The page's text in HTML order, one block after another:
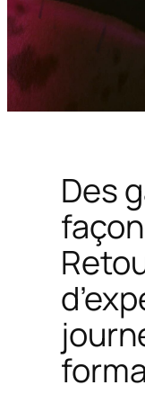
Des
façon